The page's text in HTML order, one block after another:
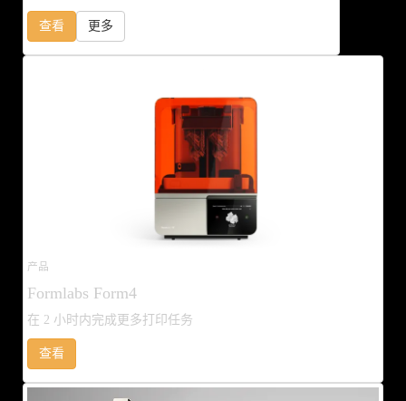
查看 更多
产品
Formlabs Form4
在 2 小时内完成更多打印任务
查看